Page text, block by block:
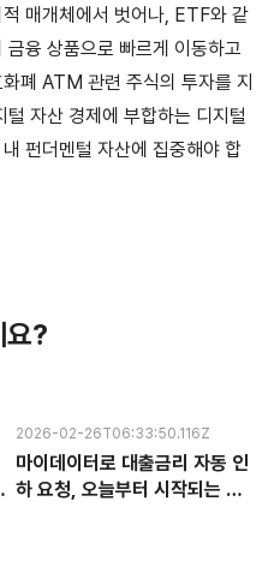
매개체에서 벗어나, ETF와 같
융 상품으로 빠르게 이동하고
폐 ATM 관련 주식의 투자를 지
자산 경제에 부합하는 디지털
펀더멘털 자산에 집중해야 합
요?
2026-02-26T06:33:50.116Z
마이데이터로 대출금리 자동 인
하 요청, 오늘부터 시작되는 금